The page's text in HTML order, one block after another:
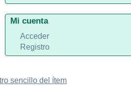
sencillo del ítem
Mi cuenta
Acceder
Registro